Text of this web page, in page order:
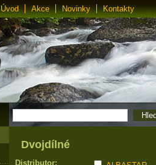
Úvod Akce Novinky Kontakty
Dvojdílné
Distributor: